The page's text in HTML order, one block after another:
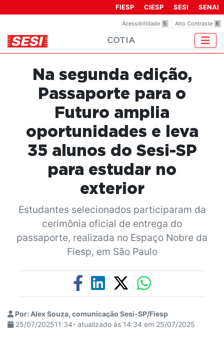
inclui
um
acessibilidade.
Acessibilidade 5 Alto Contraste 6
FIESP CIESP SESI SENAI
COTIA
Na segunda edição,
Passaporte para o
Futuro amplia
oportunidades e leva
35 alunos do Sesi-SP
para estudar no
exterior
Estudantes selecionados participaram da
cerimônia oficial de entrega do
passaporte, realizada no Espaço Nobre da
Fiesp, em São Paulo
Por: Alex Souza, comunicação Sesi-SP/Fiesp
25/07/202511:34- atualizado às 14:34 em 25/07/2025